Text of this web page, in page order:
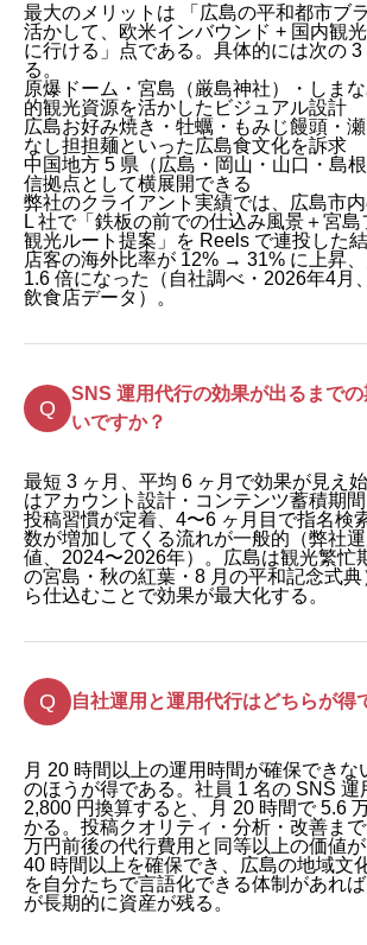
最大のメリットは 「広島の平和都市ブ
活かして、欧米インバウンド + 国内観
に行ける」点である。具体的には次の
る。
原爆ドーム・宮島（厳島神社）・しま
的観光資源を活かしたビジュアル設計
広島お好み焼き・牡蠣・もみじ饅頭・
なし担担麺といった広島食文化を訴求
中国地方 5 県（広島・岡山・山口・島
信拠点として横展開できる
弊社のクライアント実績では、広島市
L 社で「鉄板の前での仕込み風景＋宮
観光ルート提案」を Reels で連投した
店客の海外比率が 12% → 31% に上昇
1.6 倍になった（自社調べ・2026年4月
飲食店データ）。
SNS 運用代行の効果が出るまで
いですか？
最短 3 ヶ月、平均 6 ヶ月で効果が見え
はアカウント設計・コンテンツ蓄積期
投稿習慣が定着、4〜6 ヶ月目で指名検
数が増加してくる流れが一般的（弊社
値、2024〜2026年）。広島は観光繁忙
の宮島・秋の紅葉・8 月の平和記念式
ら仕込むことで効果が最大化する。
自社運用と運用代行はどちらが得
月 20 時間以上の運用時間が確保できな
のほうが得である。社員 1 名の SNS 運
2,800 円換算すると、月 20 時間で 5.6
かる。投稿クオリティ・分析・改善ま
万円前後の代行費用と同等以上の価値
40 時間以上を確保でき、広島の地域文
を自分たちで言語化できる体制があれ
が長期的に資産が残る。